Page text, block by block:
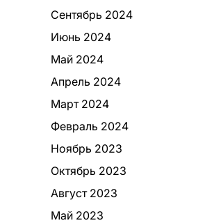
Сентябрь 2024
Июнь 2024
Май 2024
Апрель 2024
Март 2024
Февраль 2024
Ноябрь 2023
Октябрь 2023
Август 2023
Май 2023